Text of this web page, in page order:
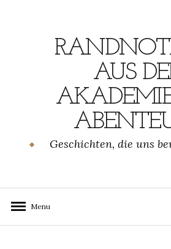
AUS
Geschichten, die uns
Menu